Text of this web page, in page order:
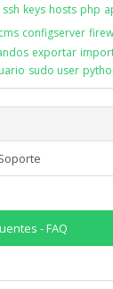
ssh keys hosts php
cms configserver
exportar
sudo user
- FAQ